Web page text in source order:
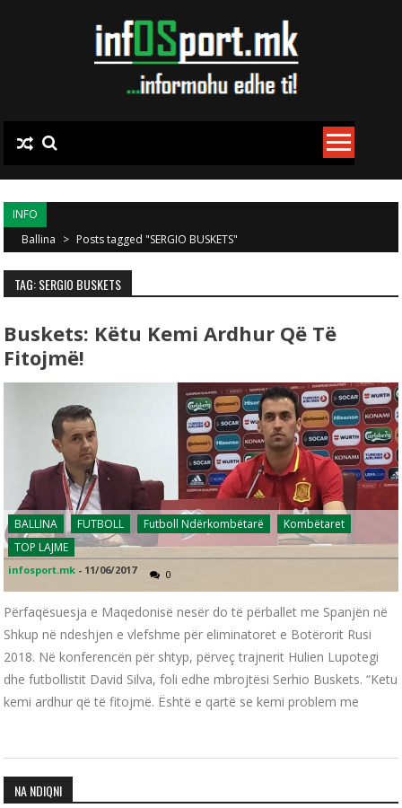
INFO
Ballina > Posts tagged "SERGIO BUSKETS"
TAG: SERGIO BUSKETS
Buskets: Këtu Kemi Ardhur Që Të
Fitojmë!
BALLINA FUTBOLL Futboll Ndërkombëtarë
Kombëtaret
TOP LAJME
infosport.mk - 11/06/2017 0
Përfaqësuesja e Maqedonisë nesër do të përballet me Spanjën në
Shkup në ndeshjen e vlefshme për eliminatoret e Botërorit Rusi
2018. Në konferencën për shtyp, përveç trajnerit Hulien Lupotegi
dhe futbollistit David Silva, foli edhe mbrojtësi Serhio Buskets. “Ketu
kemi ardhur që të fitojmë. Është e qartë se kemi problem me
NA NDIQNI